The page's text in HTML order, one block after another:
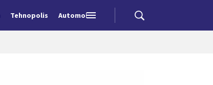
Tehnopolis Automobili